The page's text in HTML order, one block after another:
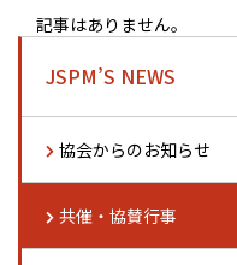
記事はありません。
JSPM’S NEWS
協会からのお知らせ
共催・協賛行事